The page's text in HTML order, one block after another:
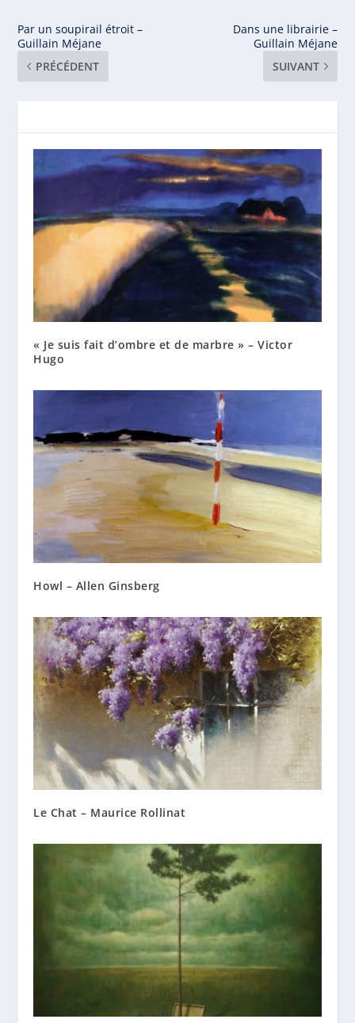
Par un soupirail étroit –
Guillain Méjane
PRÉCÉDENT
Dans une librairie –
Guillain Méjane
SUIVANT
« Je suis fait d’ombre et de marbre » – Victor
Hugo
Howl – Allen Ginsberg
Le Chat – Maurice Rollinat